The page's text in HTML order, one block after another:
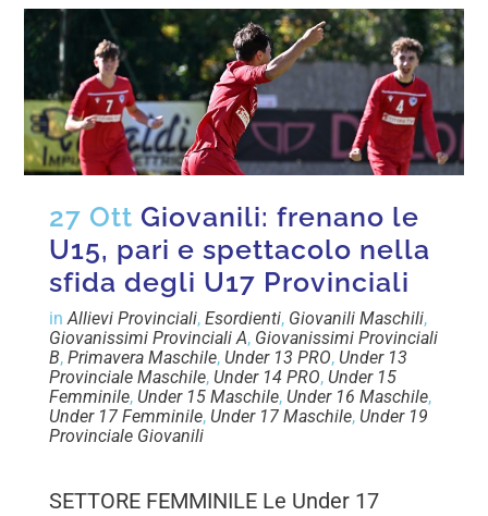
27 Ott Giovanili: frenano le
U15, pari e spettacolo nella
sfida degli U17 Provinciali
inAllievi Provinciali,Esordienti, Giovanili Maschili,
Giovanissimi Provinciali A, Giovanissimi Provinciali
B,Primavera Maschile, Under 13 PRO, Under 13
Provinciale Maschile, Under 14 PRO, Under 15
Femminile, Under 15 Maschile, Under 16 Maschile,
Under 17 Femminile, Under 17 Maschile, Under 19
Provinciale Giovanili
SETTORE FEMMINILE Le Under 17